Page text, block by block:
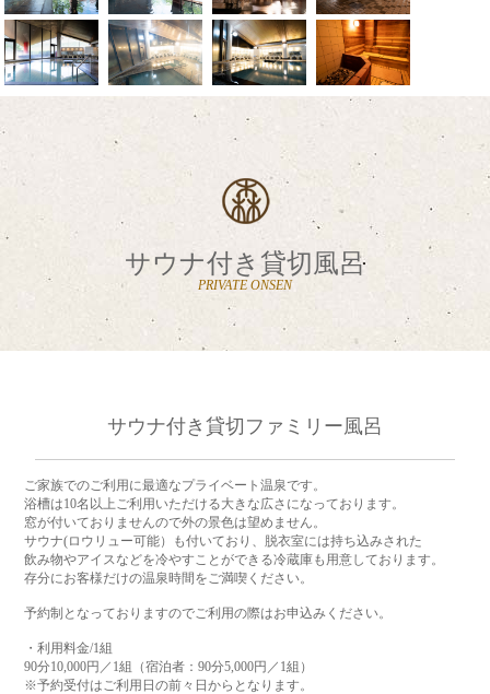
サウナ付き貸切風呂
PRIVATE ONSEN
サウナ付き貸切ファミリー風呂
ご家族でのご利用に最適なプライベート温泉です。
浴槽は10名以上ご利用いただける大きな広さになっております。
窓が付いておりませんので外の景色は望めません。
サウナ(ロウリュー可能）も付いており、脱衣室には持ち込みされた
飲み物やアイスなどを冷やすことができる冷蔵庫も用意しております。
存分にお客様だけの温泉時間をご満喫ください。
予約制となっておりますのでご利用の際はお申込みください。
・利用料金/1組
90分10,000円／1組（宿泊者：90分5,000円／1組）
※予約受付はご利用日の前々日からとなります。